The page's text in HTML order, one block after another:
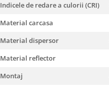
Indicele de redare a culorii (CRI)
Material carcasa
Material dispersor
Material reflector
Montaj